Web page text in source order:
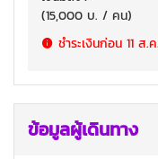
(15,000 บ. / คน)
ชำระเงินก่อน 11 ส.
ข้อมูลผู้เดินทาง